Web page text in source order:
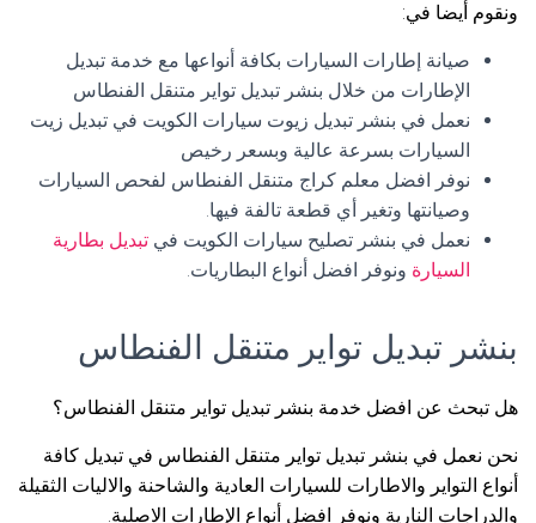
ونقوم أيضا في:
صيانة إطارات السيارات بكافة أنواعها مع خدمة تبديل
الإطارات من خلال بنشر تبديل تواير متنقل الفنطاس
نعمل في بنشر تبديل زيوت سيارات الكويت في تبديل زيت
السيارات بسرعة عالية وبسعر رخيص
نوفر افضل معلم كراج متنقل الفنطاس لفحص السيارات
وصيانتها وتغير أي قطعة تالفة فيها.
نعمل في بنشر تصليح سيارات الكويت في تبديل بطارية
السيارة ونوفر افضل أنواع البطاريات.
بنشر تبديل تواير متنقل الفنطاس
هل تبحث عن افضل خدمة بنشر تبديل تواير متنقل الفنطاس؟
نحن نعمل في بنشر تبديل تواير متنقل الفنطاس في تبديل كافة
أنواع التواير والاطارات للسيارات العادية والشاحنة والاليات الثقيلة
والدراجات النارية ونوفر افضل أنواع الإطارات الاصلية.